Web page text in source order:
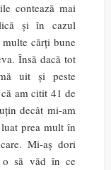
contează mai
și în cazul
cărți bune
Însă dacă tot
uit și peste
am citit 41 de
decât mi-am
prea mult în
Mi-aș dori
o să văd în ce